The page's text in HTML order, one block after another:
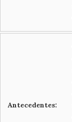
Antecedentes: